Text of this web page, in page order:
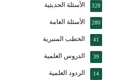
الأسئلة الحديثية 328
الأسئلة العامة 280
الخطب المنبرية 41
الدروس العلمية 39
الردود العلمية 14